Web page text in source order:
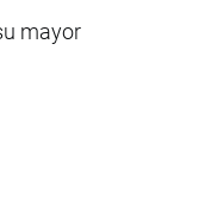
mayor